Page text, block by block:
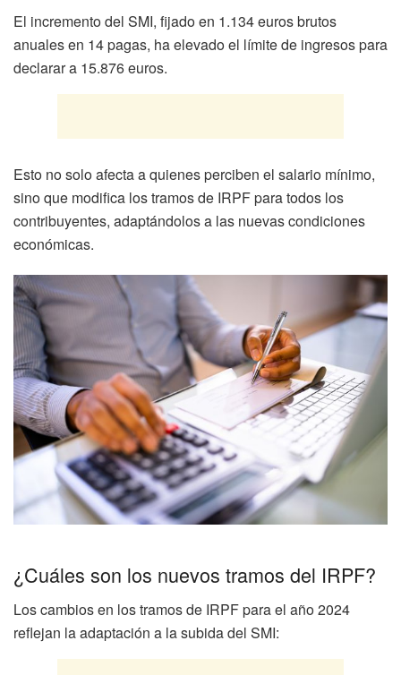
El incremento del SMI, fijado en 1.134 euros brutos
anuales en 14 pagas, ha elevado el límite de ingresos para
declarar a 15.876 euros.
Esto no solo afecta a quienes perciben el salario mínimo,
sino que modifica los tramos de IRPF para todos los
contribuyentes, adaptándolos a las nuevas condiciones
económicas.
¿Cuáles son los nuevos tramos del IRPF?
Los cambios en los tramos de IRPF para el año 2024
reflejan la adaptación a la subida del SMI: